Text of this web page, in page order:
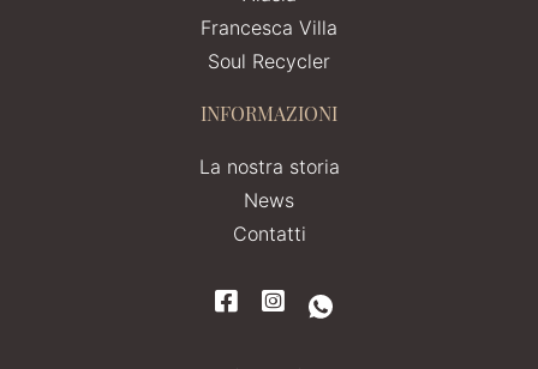
Francesca Villa
Soul Recycler
INFORMAZIONI
La nostra storia
News
Contatti